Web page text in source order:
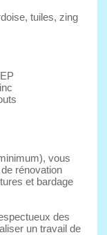
tuiles, zing
vous
rénovation
et bardage
des
un travail de